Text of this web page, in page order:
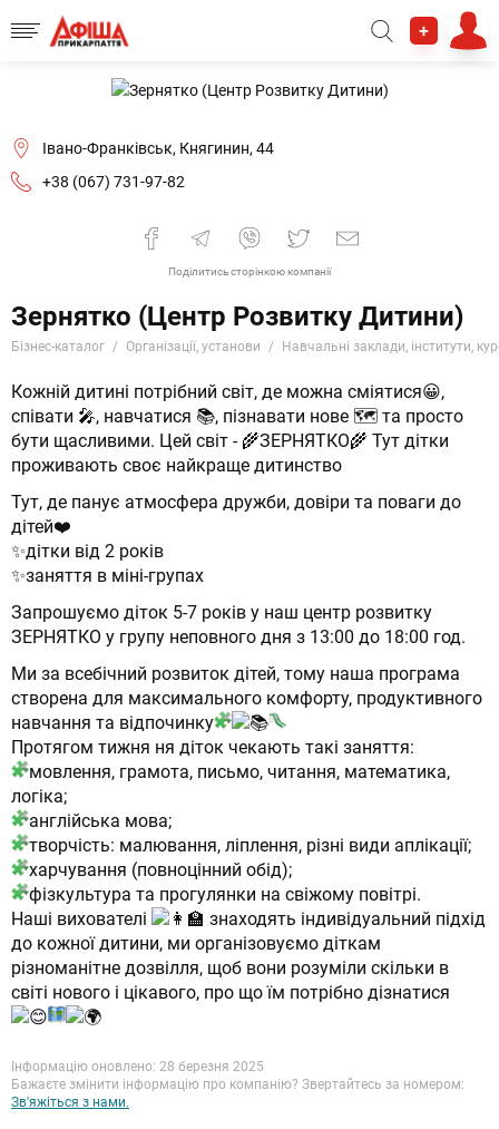
+
Івано-Франківськ, Княгинин, 44
+38 (067) 731-97-82
Поділитись сторінкою компанії
Зернятко (Центр Розвитку Дитини)
Бізнес-каталог Організації, установи Навчальні заклади, інститути,
Кожній дитині потрібний світ, де можна сміятися😀,
співати 🎤, навчатися 📚, пізнавати нове 🗺️ та просто
бути щасливими. Цей світ - 🌾ЗЕРНЯТКО🌾 Тут дітки
проживають своє найкраще дитинство
Тут, де панує атмосфера дружби, довіри та поваги до
дітей❤️
✨дітки від 2 років
✨заняття в міні-групах
Запрошуємо діток 5-7 років у наш центр розвитку
ЗЕРНЯТКО у групу неповного дня з 13:00 до 18:00 год.
Ми за всебічний розвиток дітей, тому наша програма
створена для максимального комфорту, продуктивного
навчання та відпочинку
Протягом тижня ня діток чекають такі заняття:
мовлення, грамота, письмо, читання, математика,
логіка;
англійська мова;
творчість: малювання, ліплення, різні види аплікації;
харчування (повноцінний обід);
фізкультура та прогулянки на свіжому повітрі.
Наші вихователі
знаходять індивідуальний підхід
до кожної дитини, ми організовуємо діткам
різноманітне дозвілля, щоб вони розуміли скільки в
світі нового і цікавого, про що їм потрібно дізнатися
Інформацію оновлено: 28 березня 2025
Бажаєте змінити інформацію про компанію? Звертайтесь за номером:
Зв'яжіться з нами.